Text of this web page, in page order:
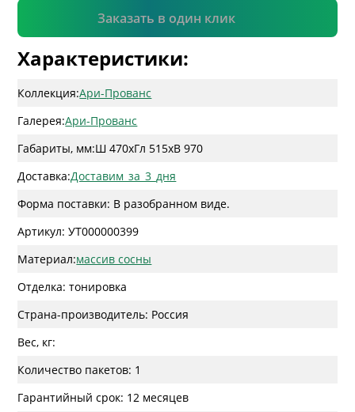
Заказать в один клик
Подтвердить
Характеристики:
Коллекция:Ари-Прованс
Галерея:Ари-Прованс
Габариты, мм:Ш 470xГл 515xВ 970
Доставка:Доставим_за_3_дня
Форма поставки: В разобранном виде.
Артикул: УТ000000399
Материал:массив сосны
Отделка: тонировка
Страна-производитель: Россия
Вес, кг:
Количество пакетов: 1
Гарантийный срок: 12 месяцев